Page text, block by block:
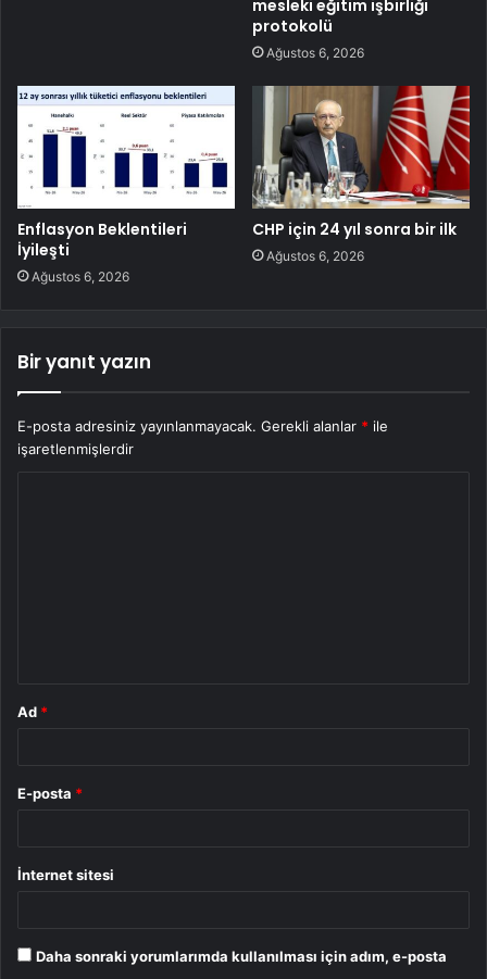
mesleki eğitim işbirliği
protokolü
Ağustos 6, 2026
Enflasyon Beklentileri
İyileşti
Ağustos 6, 2026
CHP için 24 yıl sonra bir ilk
Ağustos 6, 2026
Bir yanıt yazın
E-posta adresiniz yayınlanmayacak. Gerekli alanlar * ile
işaretlenmişlerdir
Ad *
E-posta *
İnternet sitesi
Daha sonraki yorumlarımda kullanılması için adım, e-posta